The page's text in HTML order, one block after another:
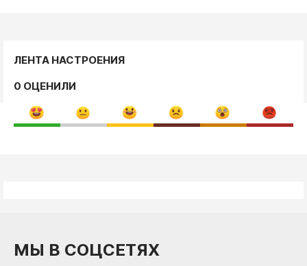
ЛЕНТА НАСТРОЕНИЯ
0 ОЦЕНИЛИ
МЫ В СОЦСЕТЯХ